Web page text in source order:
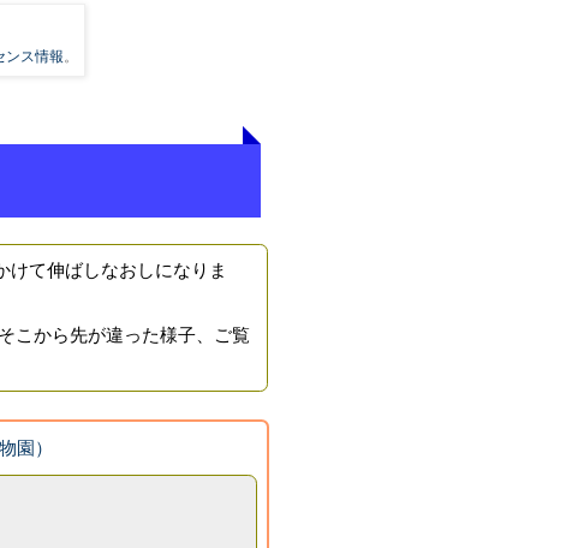
ンス情報 。
て伸ばしなおしになりま
こから先が違った様子、ご覧
園）